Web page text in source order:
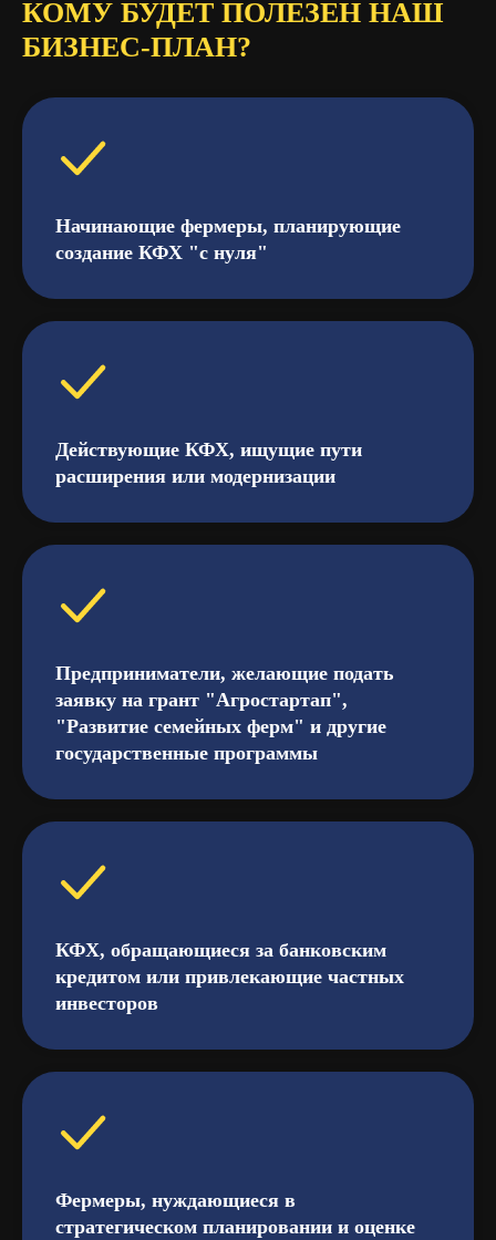
КОМУ БУДЕТ ПОЛЕЗЕН НАШ
БИЗНЕС-ПЛАН?
Начинающие фермеры, планирующие
создание КФХ "с нуля"
Действующие КФХ, ищущие пути
расширения или модернизации
Предприниматели, желающие подать
заявку на грант "Агростартап",
"Развитие семейных ферм" и другие
государственные программы
КФХ, обращающиеся за банковским
кредитом или привлекающие частных
инвесторов
Фермеры, нуждающиеся в
стратегическом планировании и оценке